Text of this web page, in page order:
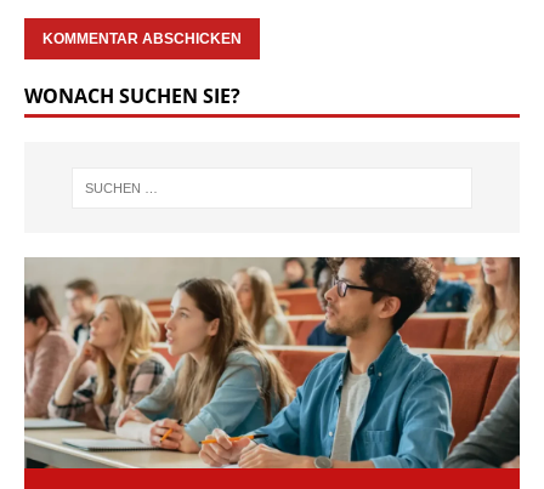
WONACH SUCHEN SIE?